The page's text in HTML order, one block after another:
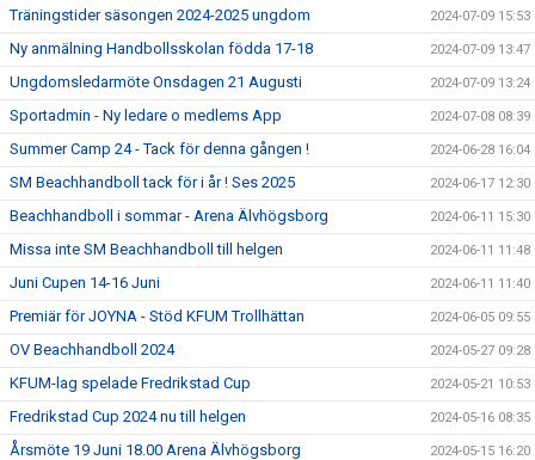
Träningstider säsongen 2024-2025 ungdom 2024-07-09 15:53
Ny anmälning Handbollsskolan födda 17-18 2024-07-09 13:47
Ungdomsledarmöte Onsdagen 21 Augusti 2024-07-09 13:24
Sportadmin - Ny ledare o medlems App 2024-07-08 08:39
Summer Camp 24 - Tack för denna gången ! 2024-06-28 16:04
SM Beachhandboll tack för i år ! Ses 2025 2024-06-17 12:30
Beachhandboll i sommar - Arena Älvhögsborg 2024-06-11 15:30
Missa inte SM Beachhandboll till helgen 2024-06-11 11:48
Juni Cupen 14-16 Juni 2024-06-11 11:40
Premiär för JOYNA - Stöd KFUM Trollhättan 2024-06-05 09:55
OV Beachhandboll 2024 2024-05-27 09:28
KFUM-lag spelade Fredrikstad Cup 2024-05-21 10:53
Fredrikstad Cup 2024 nu till helgen 2024-05-16 08:35
Årsmöte 19 Juni 18.00 Arena Älvhögsborg 2024-05-15 16:20